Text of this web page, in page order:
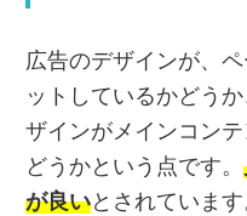
広告のデザインが、
ットしているかどう
ザインがメインコン
どうかという点です。
が良いとされています